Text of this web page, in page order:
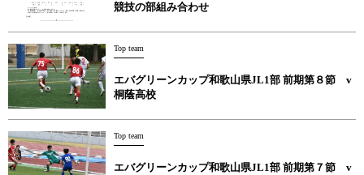
競技の部組み合わせ
Top team
エバグリーンカップ和歌山県JL1部 前期第８節 v
桐蔭高校
Top team
エバグリーンカップ和歌山県JL1部 前期第７節 v